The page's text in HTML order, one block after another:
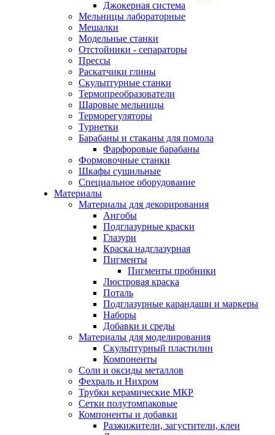
Джокерная система
Мельницы лабораторные
Мешалки
Модельные станки
Отстойники - сепараторы
Прессы
Раскатчики глины
Скульптурные станки
Термопреобразователи
Шаровые мельницы
Терморегуляторы
Турнетки
Барабаны и стаканы для помола
Фарфоровые барабаны
Формовочные станки
Шкафы сушильные
Специальное оборудование
Материалы
Материалы для декорирования
Ангобы
Подглазурные краски
Глазури
Краска надглазурная
Пигменты
Пигменты пробники
Люстровая краска
Поталь
Подглазурные карандаши и маркеры
Наборы
Добавки и среды
Материалы для моделирования
Скульптурный пластилин
Компоненты
Соли и оксиды металлов
Фехраль и Нихром
Трубки керамические МКР
Сетки полутомпаковые
Компоненты и добавки
Разжижители, загустители, клеи